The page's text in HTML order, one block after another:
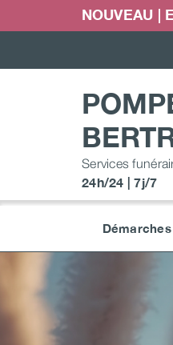
au
NOUVEAU |
Services
24h/24 | 7j/7